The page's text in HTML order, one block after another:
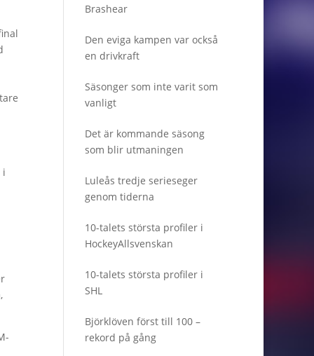
i
Brashear
Den eviga kampen var också
en drivkraft
Säsonger som inte varit som
vanligt
Det är kommande säsong
som blir utmaningen
Luleås tredje serieseger
genom tiderna
10-talets största profiler i
HockeyAllsvenskan
10-talets största profiler i
SHL
Björklöven först till 100 –
rekord på gång